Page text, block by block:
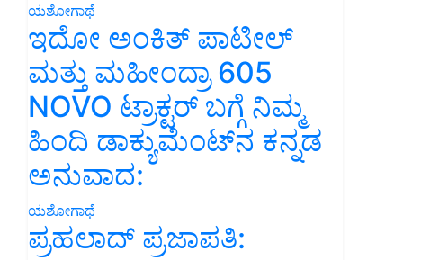
ಯಶೋಗಾಥೆ
ಇದೋ ಅಂಕಿತ್ ಪಾಟೀಲ್
ಮತ್ತು ಮಹೀಂದ್ರಾ 605
NOVO ಟ್ರಾಕ್ಟರ್ ಬಗ್ಗೆ ನಿಮ್ಮ
ಹಿಂದಿ ಡಾಕ್ಯುಮೆಂಟ್‌ನ ಕನ್ನಡ
ಅನುವಾದ:
ಯಶೋಗಾಥೆ
ಪ್ರಹಲಾದ್ ಪ್ರಜಾಪತಿ: